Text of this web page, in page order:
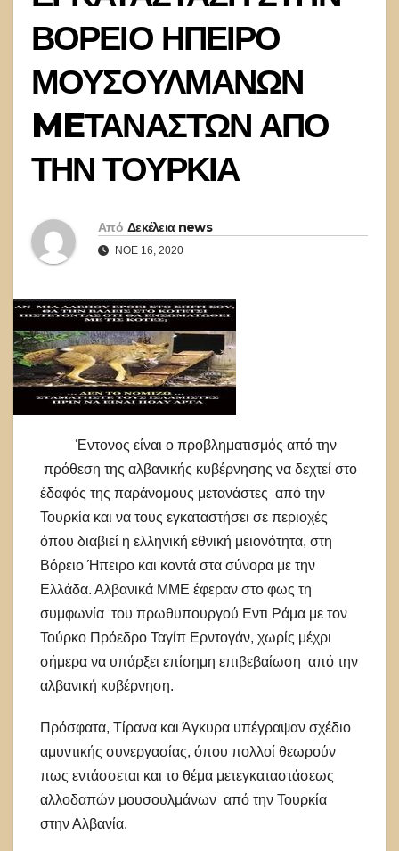
ΒΟΡΕΙΟ ΗΠΕΙΡΟ
ΜΟΥΣΟΥΛΜΑΝΩΝ
MEΤΑΝΑΣΤΩΝ ΑΠΟ
ΤΗΝ ΤΟΥΡΚΙΑ
Από Δεκέλεια news
ΝΟΈ 16, 2020
Έντονος είναι ο προβληματισμός από την
πρόθεση της αλβανικής κυβέρνησης να δεχτεί στο
έδαφός της παράνομους μετανάστες από την
Τουρκία και να τους εγκαταστήσει σε περιοχές
όπου διαβιεί η ελληνική εθνική μειονότητα, στη
Βόρειο Ήπειρο και κοντά στα σύνορα με την
Ελλάδα. Αλβανικά ΜΜΕ έφεραν στο φως τη
συμφωνία του πρωθυπουργού Εντι Ράμα με τον
Τούρκο Πρόεδρο Ταγίπ Ερντογάν, χωρίς μέχρι
σήμερα να υπάρξει επίσημη επιβεβαίωση από την
αλβανική κυβέρνηση.
Πρόσφατα, Τίρανα και Άγκυρα υπέγραψαν σχέδιο
αμυντικής συνεργασίας, όπου πολλοί θεωρούν
πως εντάσσεται και το θέμα μετεγκαταστάσεως
αλλοδαπών μουσουλμάνων από την Τουρκία
στην Αλβανία.